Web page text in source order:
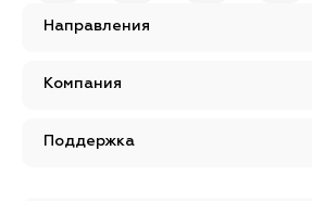
Направления
Компания
Поддержка